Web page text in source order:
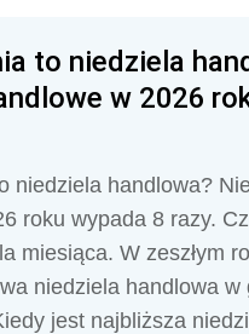
to niedziela
w 2026
niedziela handlowa?
roku wypada 8 razy.
miesiąca. W zeszłym
niedziela handlowa w
jest najbliższa